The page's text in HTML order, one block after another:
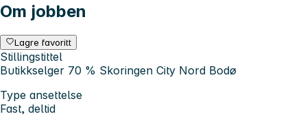
Om jobben
Lagre favoritt
Stillingstittel
Butikkselger 70 % Skoringen City Nord Bodø
Type ansettelse
Fast, deltid